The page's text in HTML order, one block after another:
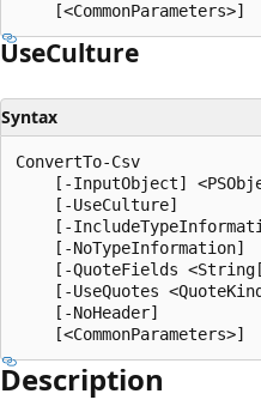
UseCulture
Syntax
ConvertTo-Csv
[-InputObject]
    [-UseCulture]
[-
    [-NoTypeInformation]
[-QuoteFields
[-UseQuotes
    [-NoHeader]
Description